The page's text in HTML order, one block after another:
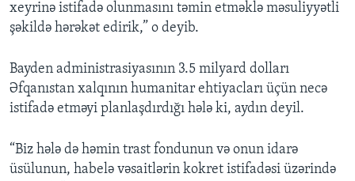
xeyrinə istifadə olunmasını təmin etməklə məsuliyyətli
şəkildə hərəkət edirik,” o deyib.
Bayden administrasiyasının 3.5 milyard dolları
Əfqanıstan xalqının humanitar ehtiyacları üçün necə
istifadə etməyi planlaşdırdığı hələ ki, aydın deyil.
“Biz hələ də həmin trast fondunun və onun idarə
üsülunun, habelə vəsaitlərin kokret istifadəsi üzərində